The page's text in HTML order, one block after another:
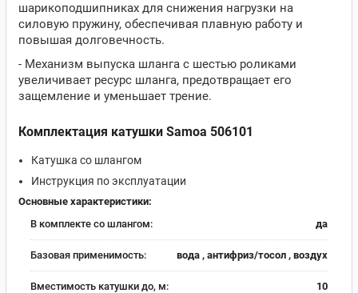
шарикоподшипниках для снижения нагрузки на
силовую пружину, обеспечивая плавную работу и
повышая долговечность.
- Механизм выпуска шланга с шестью роликами
увеличивает ресурс шланга, предотвращает его
защемление и уменьшает трение.
Комплектация катушки Samoa 506101
Катушка со шлангом
Инструкция по эксплуатации
Основные характеристики:
В комплекте со шлангом:
да
Базовая применимость: вода , антифриз/тосол , воздух
Вместимость катушки до, м: 10